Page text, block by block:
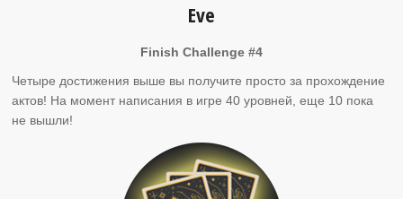
Eve
Finish Challenge #4
Четыре достижения выше вы получите просто за прохождение
актов! На момент написания в игре 40 уровней, еще 10 пока
не вышли!